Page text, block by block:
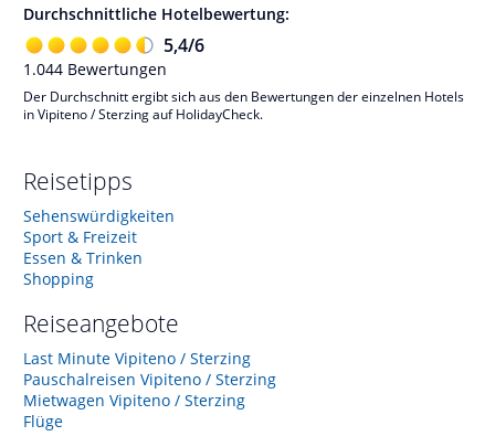
Durchschnittliche Hotelbewertung:
5,4/6
1.044 Bewertungen
Der Durchschnitt ergibt sich aus den Bewertungen der einzelnen Hotels
in Vipiteno / Sterzing auf HolidayCheck.
Reisetipps
Sehenswürdigkeiten
Sport & Freizeit
Essen & Trinken
Shopping
Reiseangebote
Last Minute Vipiteno / Sterzing
Pauschalreisen Vipiteno / Sterzing
Mietwagen Vipiteno / Sterzing
Flüge